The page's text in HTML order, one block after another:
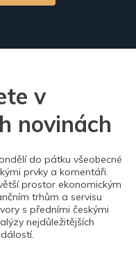
v
novinách
do pátku všeobecné
prvky a komentáři.
prostor ekonomickým
trhům a servisu
s předními českými
nejdůležitějších